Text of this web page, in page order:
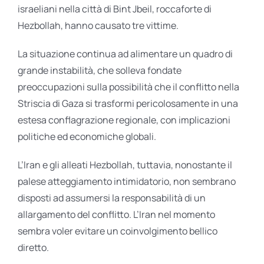
israeliani nella città di Bint Jbeil, roccaforte di
Hezbollah, hanno causato tre vittime.
La situazione continua ad alimentare un quadro di
grande instabilità, che solleva fondate
preoccupazioni sulla possibilità che il conflitto nella
Striscia di Gaza si trasformi pericolosamente in una
estesa conflagrazione regionale, con implicazioni
politiche ed economiche globali.
L’Iran e gli alleati Hezbollah, tuttavia, nonostante il
palese atteggiamento intimidatorio, non sembrano
disposti ad assumersi la responsabilità di un
allargamento del conflitto. L’Iran nel momento
sembra voler evitare un coinvolgimento bellico
diretto.